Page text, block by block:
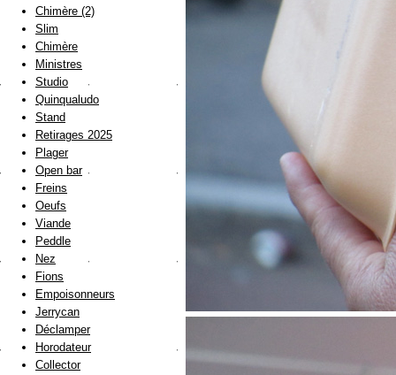
Chimère (2)
Slim
Chimère
Ministres
Studio
Quinqualudo
Stand
Retirages 2025
Plager
Open bar
Freins
Oeufs
Viande
Peddle
Nez
Fions
Empoisonneurs
Jerrycan
Déclamper
Horodateur
Collector